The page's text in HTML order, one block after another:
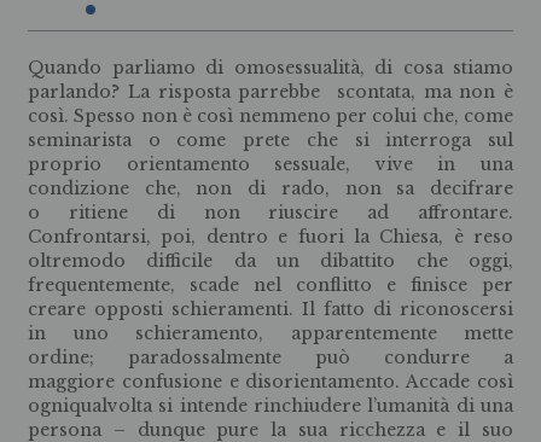
Quando parliamo di omosessualità, di cosa stiamo
parlando? La risposta parrebbe scontata, ma non è
così. Spesso non è così nemmeno per colui che, come
seminarista o come prete che si interroga sul
proprio orientamento sessuale, vive in una
condizione che, non di rado, non sa decifrare
o ritiene di non riuscire ad affrontare.
Confrontarsi, poi, dentro e fuori la Chiesa, è reso
oltremodo difficile da un dibattito che oggi,
frequentemente, scade nel conflitto e finisce per
creare opposti schieramenti. Il fatto di riconoscersi
in uno schieramento, apparentemente mette
ordine; paradossalmente può condurre a
maggiore confusione e disorientamento. Accade così
ogniqualvolta si intende rinchiudere l’umanità di una
persona – dunque pure la sua ricchezza e il suo